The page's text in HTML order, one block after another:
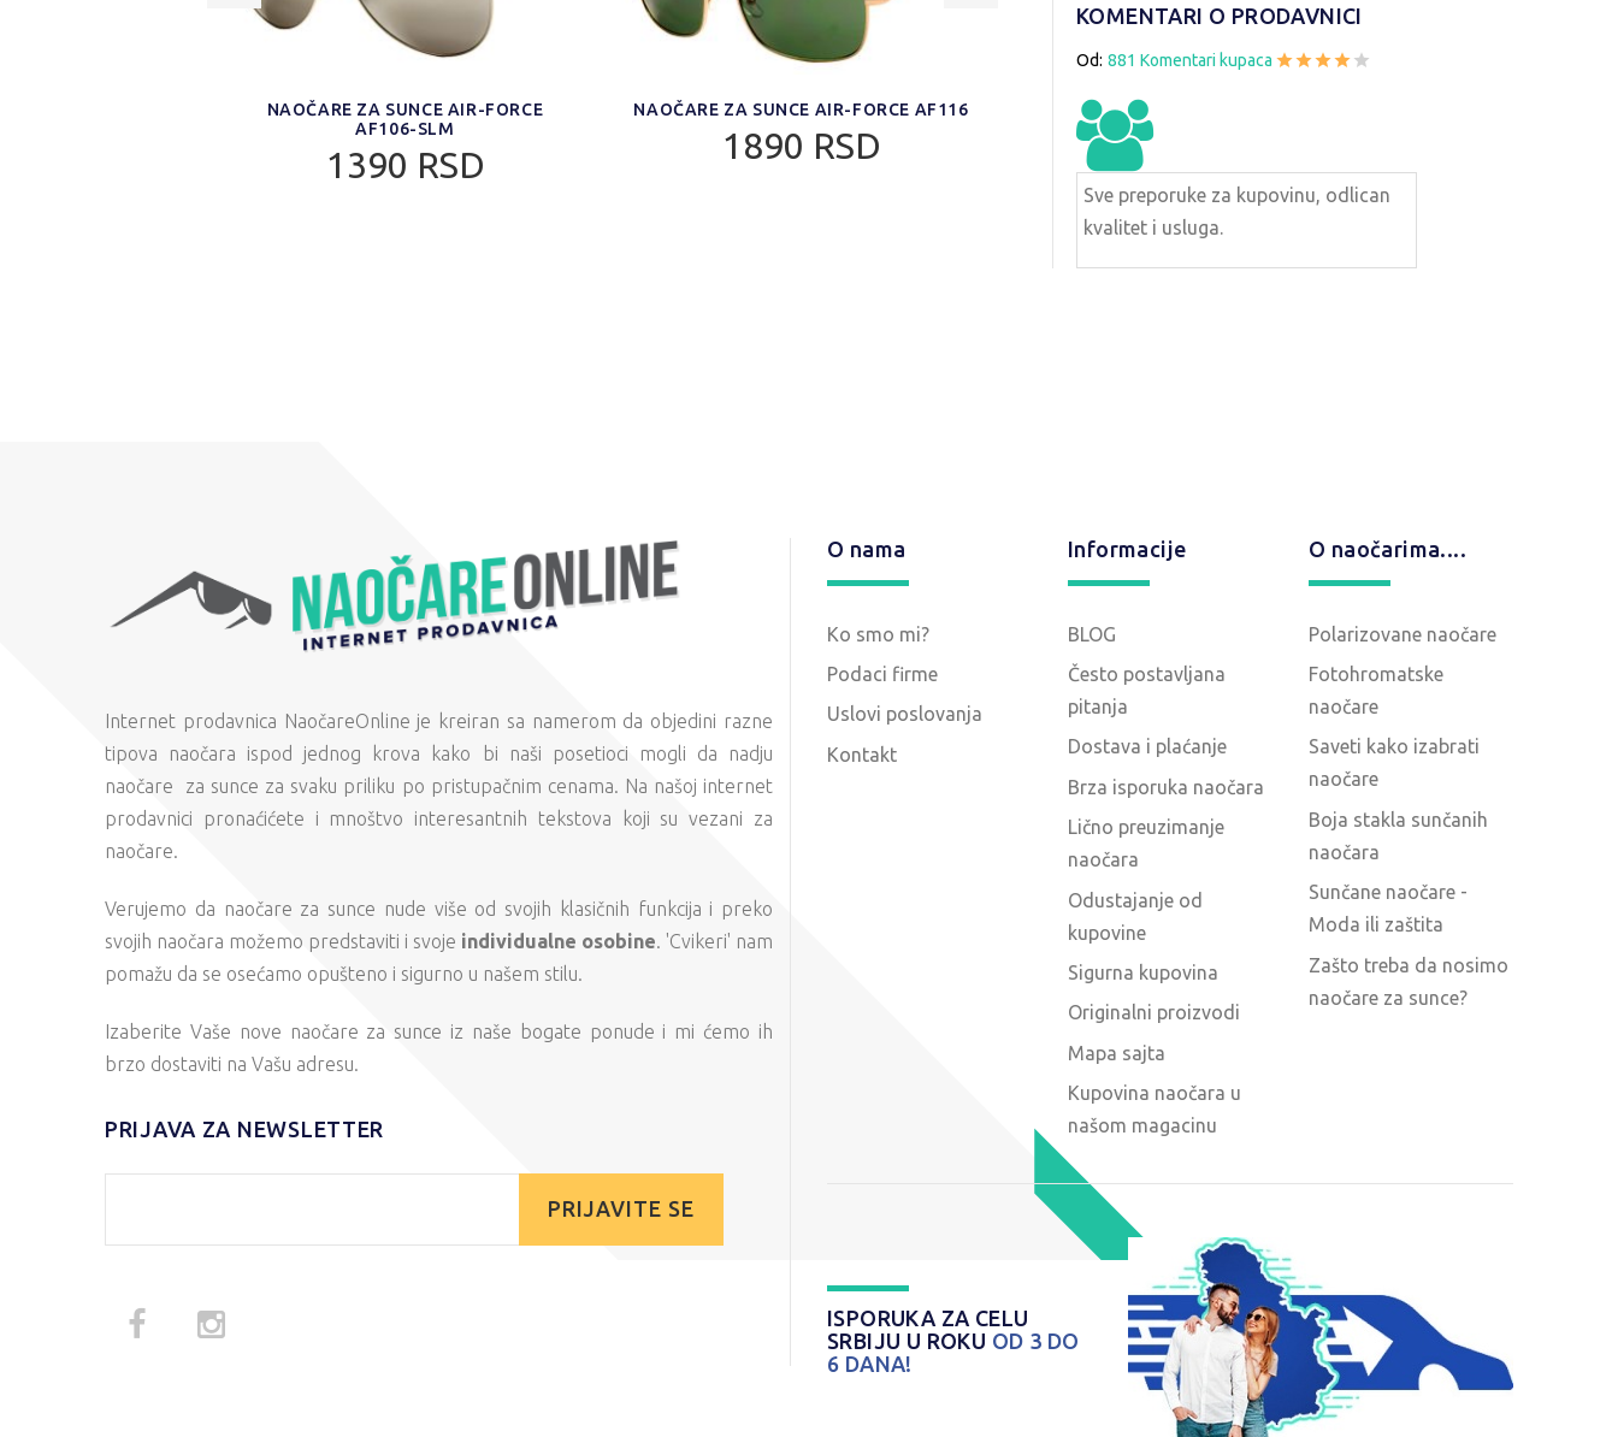
NAOČARE ZA SUNCE AIR-FORCE
AF106-SLM
1390 RSD
NAOČARE ZA SUNCE AIR-FORCE AF116
1890 RSD
NAOČARE ZA SUNCE AIR-FORCE AF104
1690 RSD
KOMENTARI O PRODAVNICI
Od: 881 Komentari kupaca
Sve preporuke za kupovinu, odlican
kvalitet i usluga.
Internet prodavnica NaočareOnline je kreiran sa namerom da objedini razne
tipova naočara ispod jednog krova kako bi naši posetioci mogli da nadju
naočare za sunce za svaku priliku po pristupačnim cenama. Na našoj internet
prodavnici pronaćićete i mnoštvo interesantnih tekstova koji su vezani za
naočare.
Verujemo da naočare za sunce nude više od svojih klasičnih funkcija i preko
svojih naočara možemo predstaviti i svoje individualne osobine. 'Cvikeri' nam
pomažu da se osećamo opušteno i sigurno u našem stilu.
Izaberite Vaše nove naočare za sunce iz naše bogate ponude i mi ćemo ih
brzo dostaviti na Vašu adresu.
PRIJAVA ZA NEWSLETTER
PRIJAVITE SE
O nama
Ko smo mi?
Podaci firme
Uslovi poslovanja
Kontakt
Informacije
BLOG
Često postavljana
pitanja
Dostava i plaćanje
Brza isporuka naočara
Lično preuzimanje
naočara
Odustajanje od
kupovine
Sigurna kupovina
Originalni proizvodi
Mapa sajta
Kupovina naočara u
našom magacinu
O naočarima....
Polarizovane naočare
Fotohromatske
naočare
Saveti kako izabrati
naočare
Boja stakla sunčanih
naočara
Sunčane naočare -
Moda ili zaštita
Zašto treba da nosimo
naočare za sunce?
ISPORUKA ZA CELU
SRBIJU U ROKU OD 3 DO
6 DANA!